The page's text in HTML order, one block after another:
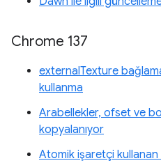
Chrome 137
externalTexture
kullanma
Arabellekler, ofset ve
kopyalanıyor
Atomik işaretçi kullanan